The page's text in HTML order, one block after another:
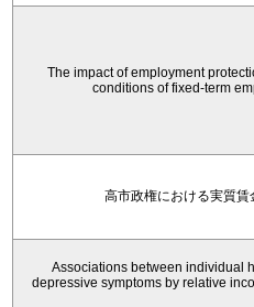
The impact of employment
conditions of fixed-term
高市政権における実質賃
Associations between individual
depressive symptoms by relative